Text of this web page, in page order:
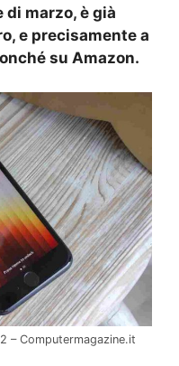
marzo, è già
e precisamente a
su Amazon.
– Computermagazine.it